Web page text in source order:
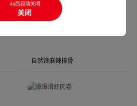
自然馋麻辣排骨
4s后自动关闭
关闭